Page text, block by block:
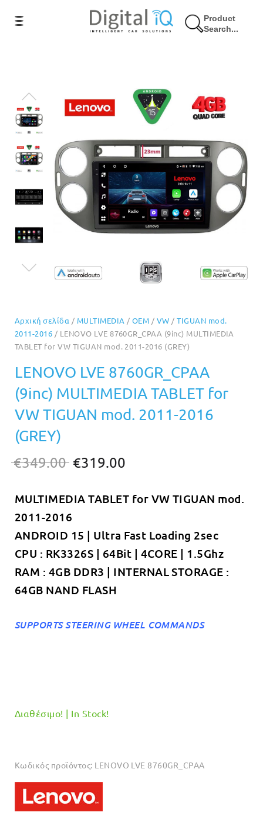
Product
Search...
9% Έκπτωση
Αρχική σελίδα / MULTIMEDIA / OEM / VW /TIGUAN mod.
2011-2016 / LENOVO LVE 8760GR_CPAA (9inc) MULTIMEDIA
TABLET for VW TIGUAN mod. 2011-2016 (GREY)
LENOVO LVE 8760GR_CPAA
(9inc) MULTIMEDIA TABLET for
VW TIGUAN mod. 2011-2016
(GREY)
€349.00 Original
was:
€319.00
τιμή
€319.00.
MULTIMEDIA TABLET for VW TIGUAN mod.
2011-2016
ANDROID 15 | Ultra Fast Loading 2sec
CPU : RK3326S | 64Bit | 4CORE | 1.5Ghz
RAM : 4GB DDR3 | INTERNAL STORAGE :
64GB NAND FLASH
SUPPORTS STEERING WHEEL COMMANDS
Διαθέσιμο! | In Stock!
Κωδικός προϊόντος: LENOVO LVE 8760GR_CPAA